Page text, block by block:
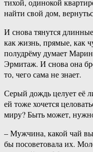
тихой, одинокой
найти свой дом,
И снова тянутся
как жизнь, прямые, как
полудрёму думает
Эрмитаж. И снова она
то, чего сама не знает.
Серый дождь целует её
ей тоже хочется
миру? Быть может,
– Мужчина, какой чай
бы посоветовала их.